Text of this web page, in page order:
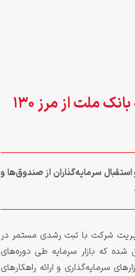
عبور دارایی‌های تحت مدیریت شرکت تأمین سرمایه بانک ملت از مرز ۱۳۰
سرمایه‌گذاران از صندوق‌ها و
شرکت با ثبت رشدی مستمر در
محقق شده که بازار سرمایه طی دوره‌های
سرمایه‌گذاری و ارائه راهکارهای